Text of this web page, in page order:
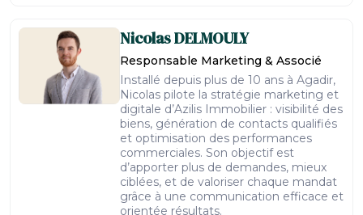
NicolasDELMOULY
Responsable Marketing & Associé
Installé depuis plus de 10 ans à Agadir,
Nicolas pilote la stratégie marketing et
digitale d’Azilis Immobilier : visibilité des
biens, génération de contacts qualifiés
et optimisation des performances
commerciales. Son objectif est
d’apporter plus de demandes, mieux
ciblées, et de valoriser chaque mandat
grâce à une communication efficace et
orientée résultats.